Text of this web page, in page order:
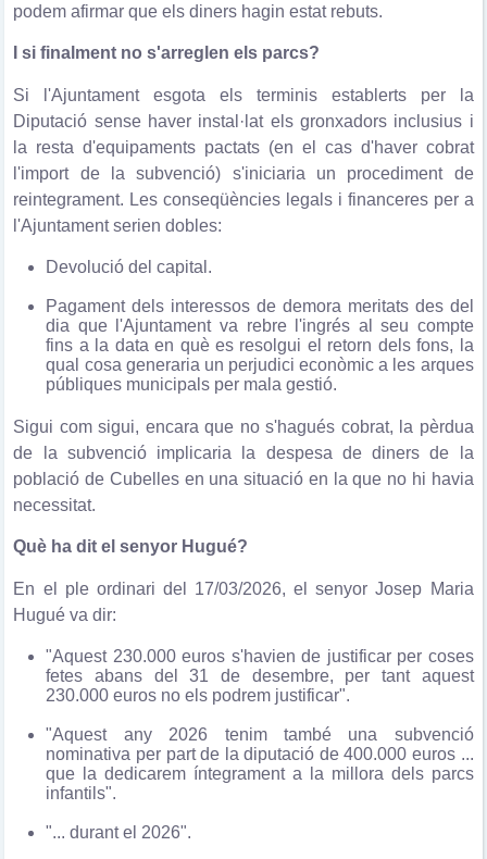
podem afirmar que els diners hagin estat rebuts.
I si finalment no s'arreglen els parcs?
Si l'Ajuntament esgota els terminis establerts per la
Diputació sense haver instal·lat els gronxadors inclusius i
la resta d'equipaments pactats (en el cas d'haver cobrat
l'import de la subvenció) s'iniciaria un procediment de
reintegrament. Les conseqüències legals i financeres per a
l'Ajuntament serien dobles:
Devolució del capital.
Pagament dels interessos de demora meritats des del
dia que l'Ajuntament va rebre l'ingrés al seu compte
fins a la data en què es resolgui el retorn dels fons, la
qual cosa generaria un perjudici econòmic a les arques
públiques municipals per mala gestió.
Sigui com sigui, encara que no s'hagués cobrat, la pèrdua
de la subvenció implicaria la despesa de diners de la
població de Cubelles en una situació en la que no hi havia
necessitat.
Què ha dit el senyor Hugué?
En el ple ordinari del 17/03/2026, el senyor Josep Maria
Hugué va dir:
"Aquest 230.000 euros s'havien de justificar per coses
fetes abans del 31 de desembre, per tant aquest
230.000 euros no els podrem justificar".
"Aquest any 2026 tenim també una subvenció
nominativa per part de la diputació de 400.000 euros ...
que la dedicarem íntegrament a la millora dels parcs
infantils".
"... durant el 2026".